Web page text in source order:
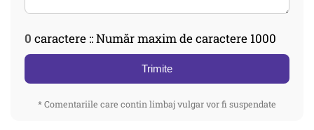
0 caractere :: Număr maxim de caractere 1000
Trimite
* Comentariile care contin limbaj vulgar vor fi suspendate